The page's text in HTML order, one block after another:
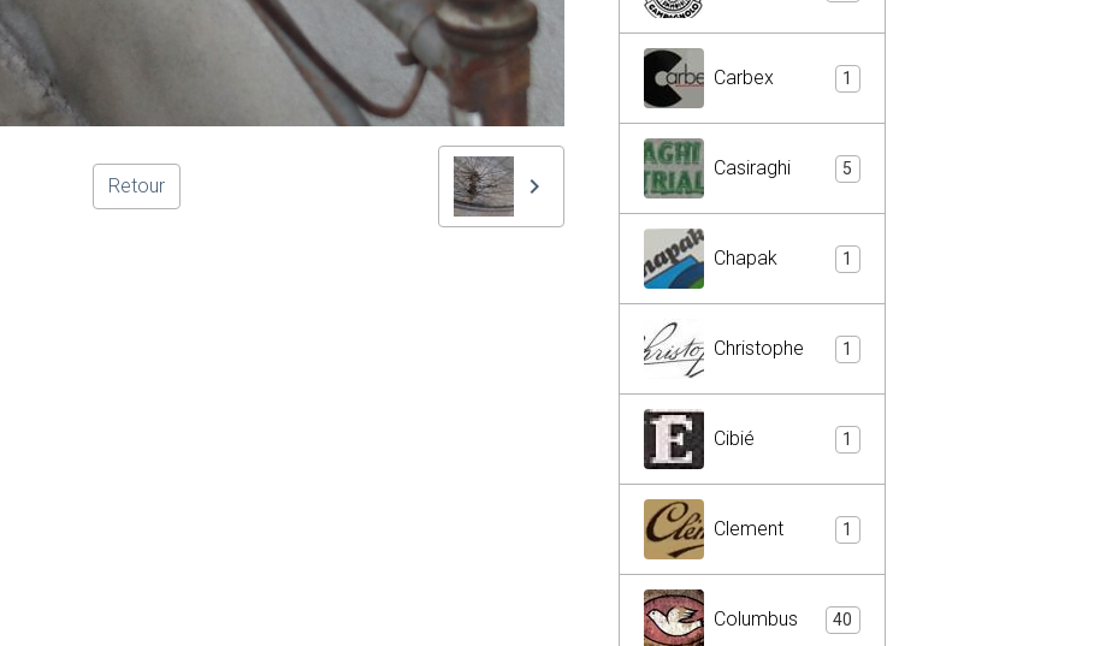
Retour
Carbex 1
Casiraghi 5
Chapak 1
Christophe 1
Cibié 1
Clement 1
Columbus 40